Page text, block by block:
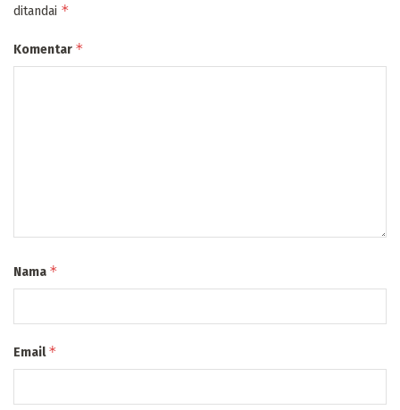
ditandai *
Komentar *
Nama *
Email*